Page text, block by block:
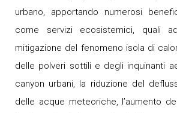
urbano, apportando numerosi
come servizi ecosistemici, quali
mitigazione del fenomeno isola di
delle polveri sottili e degli inquinanti
canyon urbani, la riduzione del
delle acque meteoriche, l’aumento